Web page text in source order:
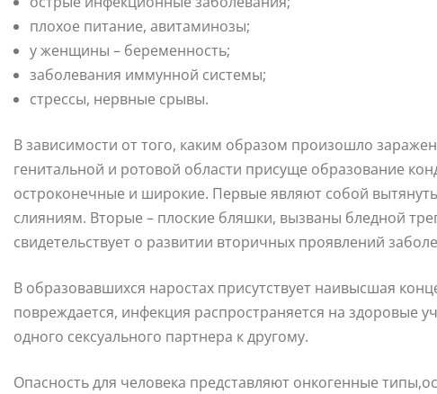
плохое питание, авитаминозы;
у женщины – беременность;
заболевания иммунной системы;
стрессы, нервные срывы.
В зависимости от того, каким образом произошло
генитальной и ротовой области присуще образование
остроконечные и широкие. Первые являют собой
слияниям. Вторые – плоские бляшки, вызваны бледной
свидетельствует о развитии вторичных проявлений
В образовавшихся наростах присутствует наивысшая
повреждается, инфекция распространяется на здоровые
одного сексуального партнера к другому.
Опасность для человека представляют онкогенные